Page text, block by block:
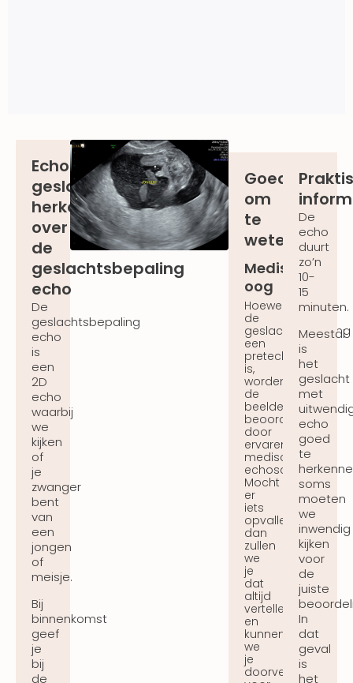
Echo
geslacht
herkennen:
over
de
geslachtsbepaling
echo
De
geslachtsbepaling
echo
is
een
2D
echo
waarbij
we
kijken
of
je
zwanger
bent
van
een
jongen
of
meisje.
Bij
binnenkomst
geef
je
bij
de
Goed
om
te
weten
Medisch
oog
Hoewel
de
geslachtsbepaling
een
pretecho
is,
worden
de
beelden
beoordeeld
door
ervaren
medische
echoscopisten.
Mocht
er
iets
opvallen,
dan
zullen
we
je
dat
altijd
vertellen
en
kunnen
we
je
doorverwijzen
De
echo
duurt
zo’n
10-
15
minuten.
Meestal
is
het
geslacht
met
echo
goed
te
soms
moeten
we
inwendig
kijken
voor
de
juiste
In
dat
geval
is
het